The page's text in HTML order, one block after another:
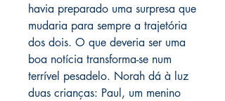
havia preparado uma surpresa que
mudaria para sempre a trajetória
dos dois. O que deveria ser uma
boa notícia transforma-se num
terrível pesadelo. Norah dá à luz
duas crianças: Paul, um menino